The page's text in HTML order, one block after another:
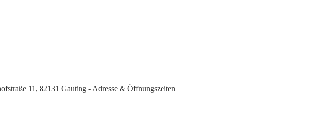
11, 82131 Gauting - Adresse & Öffnungszeiten